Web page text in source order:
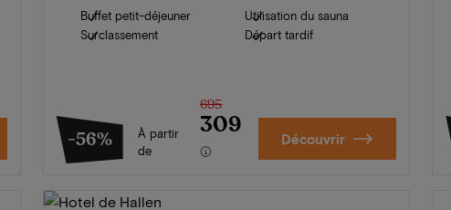
Buffet petit-déjeuner
Surclassement
Utilisation du sauna
Départ tardif
-56%
À partir
de
695
309 Découvrir